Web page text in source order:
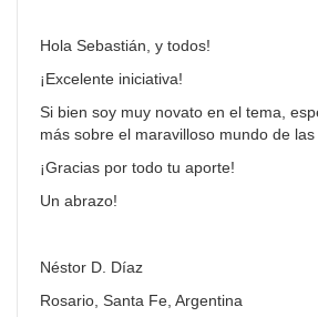
Hola Sebastián, y todos!
¡Excelente iniciativa!
Si bien soy muy novato en el tema,
más sobre el maravilloso mundo de las
¡Gracias por todo tu aporte!
Un abrazo!
Néstor D. Díaz
Rosario, Santa Fe, Argentina